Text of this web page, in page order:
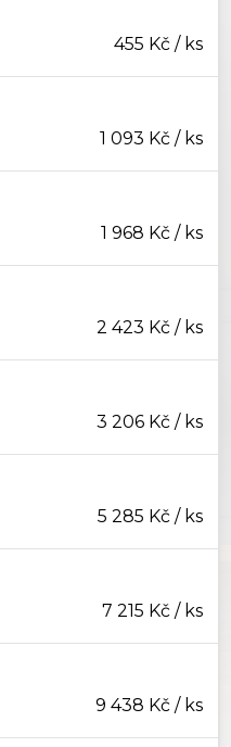
455 Kč / ks
1 093 Kč / ks
1 968 Kč / ks
2 423 Kč / ks
3 206 Kč / ks
5 285 Kč / ks
7 215 Kč / ks
9 438 Kč / ks